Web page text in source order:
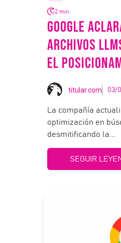
2 min.
GOOGLE
ARCHIVOS
EL
titular.com 03/
La compañía
optimización en
desmitificando la...
SEGUIR